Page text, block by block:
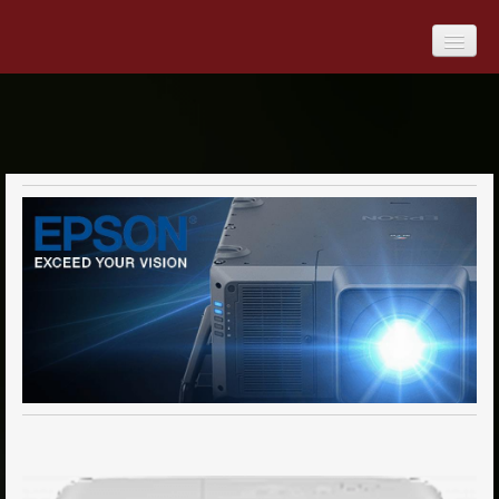
Digitale Medien
Medienmöbel
Overhead-Projektoren
Projektoren
Epson Projektoren
EPSON Mobile Projektoren